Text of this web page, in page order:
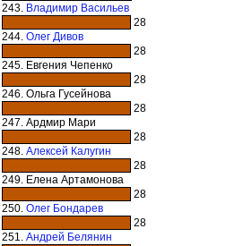
243. Владимир Васильев
28
244. Олег Дивов
28
245. Евгения Чепенко
28
246. Ольга Гусейнова
28
247. Ардмир Мари
28
248. Алексей Калугин
28
249. Елена Артамонова
28
250. Олег Бондарев
28
251. Андрей Белянин